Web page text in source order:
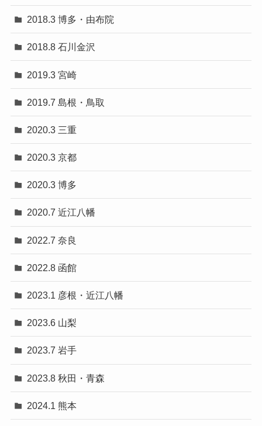
2018.3 博多・由布院
2018.8 石川金沢
2019.3 宮崎
2019.7 島根・鳥取
2020.3 三重
2020.3 京都
2020.3 博多
2020.7 近江八幡
2022.7 奈良
2022.8 函館
2023.1 彦根・近江八幡
2023.6 山梨
2023.7 岩手
2023.8 秋田・青森
2024.1 熊本